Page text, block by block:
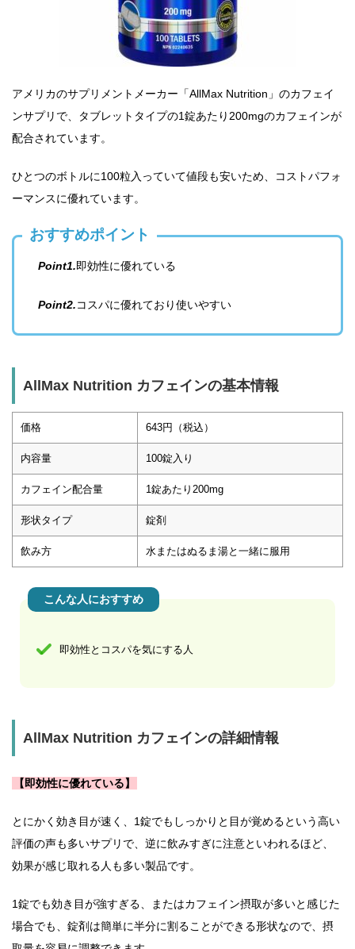
アメリカのサプリメントメーカー「AllMax Nutrition」のカフェイ
ンサプリで、タブレットタイプの1錠あたり200mgのカフェインが
配合されています。
ひとつのボトルに100粒入っていて値段も安いため、コストパフォ
ーマンスに優れています。
おすすめポイント
Point1.即効性に優れている
Point2.コスパに優れており使いやすい
AllMax Nutrition カフェインの基本情報
価格 643円（税込）
内容量 100錠入り
カフェイン配合量 1錠あたり200mg
形状タイプ 錠剤
飲み方 水またはぬるま湯と一緒に服用
こんな人におすすめ
即効性とコスパを気にする人
AllMax Nutrition カフェインの詳細情報
【即効性に優れている】
とにかく効き目が速く、1錠でもしっかりと目が覚めるという高い
評価の声も多いサプリで、逆に飲みすぎに注意といわれるほど、
効果が感じ取れる人も多い製品です。
1錠でも効き目が強すぎる、またはカフェイン摂取が多いと感じた
場合でも、錠剤は簡単に半分に割ることができる形状なので、摂